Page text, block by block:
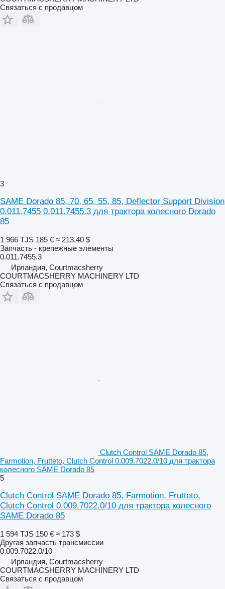
Связаться с продавцом
3
SAME Dorado 85, 70, 65, 55, 85, Deflector Support Division
0.011.7455 0.011.7455.3 для трактора колесного Dorado
85
1 966 TJS 185 € ≈ 213,40 $
Запчасть - крепежные элементы
0.011.7455.3
Ирландия, Courtmacsherry
COURTMACSHERRY MACHINERY LTD
Связаться с продавцом
Clutch Control SAME Dorado 85,
Farmotion, Frutteto, Clutch Control 0.009.7022.0/10 для трактора
колесного SAME Dorado 85
5
Clutch Control SAME Dorado 85, Farmotion, Frutteto,
Clutch Control 0.009.7022.0/10 для трактора колесного
SAME Dorado 85
1 594 TJS 150 € ≈ 173 $
Другая запчасть трансмиссии
0.009.7022.0/10
Ирландия, Courtmacsherry
COURTMACSHERRY MACHINERY LTD
Связаться с продавцом